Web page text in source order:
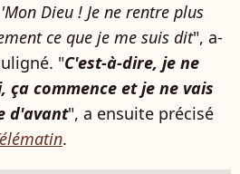
Dieu ! Je ne rentre plus
ce que je me suis dit", a-
"C'est-à-dire, je ne
ça commence et je ne vais
d'avant", a ensuite précisé
.